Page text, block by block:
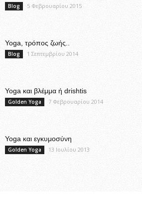
Blog 5 Φεβρουαρίου 2015
Yoga, τρόπος ζωής..
Blog 1 Σεπτεμβρίου 2014
Yoga και βλέμμα ή drishtis
Golden Yoga 7 Φεβρουαρίου 2014
Yoga και εγκυμοσύνη
Golden Yoga 13 Ιουλίου 2013